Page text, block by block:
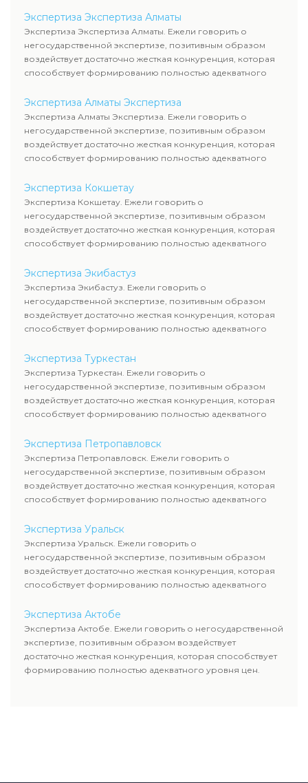
Экспертиза Экспертиза Алматы
Экспертиза Экспертиза Алматы. Ежели говорить о
негосударственной экспертизе, позитивным образом
воздействует достаточно жесткая конкуренция, которая
способствует формированию полностью адекватного
Экспертиза Алматы Экспертиза
Экспертиза Алматы Экспертиза. Ежели говорить о
негосударственной экспертизе, позитивным образом
воздействует достаточно жесткая конкуренция, которая
способствует формированию полностью адекватного
Экспертиза Кокшетау
Экспертиза Кокшетау. Ежели говорить о
негосударственной экспертизе, позитивным образом
воздействует достаточно жесткая конкуренция, которая
способствует формированию полностью адекватного
Экспертиза Экибастуз
Экспертиза Экибастуз. Ежели говорить о
негосударственной экспертизе, позитивным образом
воздействует достаточно жесткая конкуренция, которая
способствует формированию полностью адекватного
Экспертиза Туркестан
Экспертиза Туркестан. Ежели говорить о
негосударственной экспертизе, позитивным образом
воздействует достаточно жесткая конкуренция, которая
способствует формированию полностью адекватного
Экспертиза Петропавловск
Экспертиза Петропавловск. Ежели говорить о
негосударственной экспертизе, позитивным образом
воздействует достаточно жесткая конкуренция, которая
способствует формированию полностью адекватного
Экспертиза Уральск
Экспертиза Уральск. Ежели говорить о
негосударственной экспертизе, позитивным образом
воздействует достаточно жесткая конкуренция, которая
способствует формированию полностью адекватного
Экспертиза Актобе
Экспертиза Актобе. Ежели говорить о негосударственной
экспертизе, позитивным образом воздействует
достаточно жесткая конкуренция, которая способствует
формированию полностью адекватного уровня цен.